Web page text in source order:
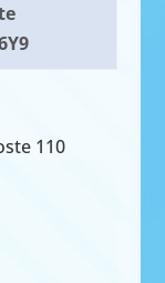
110